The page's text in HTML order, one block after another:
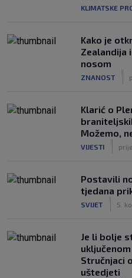
KLIMATSKE
Kako je
Zealandija
nosom
ZNANOST
Klarić o
Možemo,
VIJESTI
Postavili
tjedana
SVIJET 5.
Je li bolje
Stručnjaci
uštedjeti